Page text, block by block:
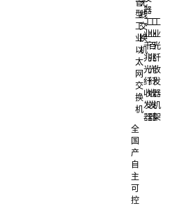
管
型
工
业
以
太
网
交
换
机
无
线
交
换
机
器
工
业
千
兆
光
纤
收
发
器
工
业
百
兆
光
纤
收
发
器
工
业
光
纤
收
发
器
机
架
全
国
产
自
主
可
控